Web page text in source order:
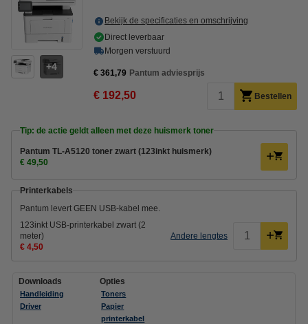
4
Bekijk de specificaties en omschrijving
Direct leverbaar
Morgen verstuurd
€ 361,79 Pantum adviesprijs
€ 192,50 Bestellen
Tip: de actie geldt alleen met deze huismerk toner
Pantum TL-A5120 toner zwart (123inkt huismerk)
€ 49,50
Printerkabels
Pantum levert GEEN USB-kabel mee.
123inkt USB-printerkabel zwart (2
meter)
€ 4,50
Andere lengtes
Downloads
Handleiding
Driver
Opties
Toners
Papier
printerkabel